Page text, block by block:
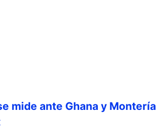
mide ante Ghana y Montería